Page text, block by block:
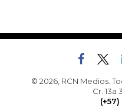
© 2026, RCN Medios.
Cr. 13a